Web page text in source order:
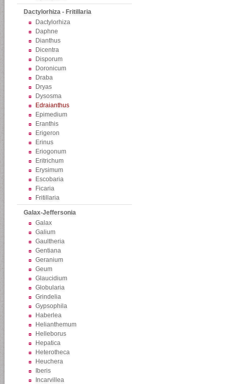
Dactylorhiza - Fritillaria
Dactylorhiza
Daphne
Dianthus
Dicentra
Disporum
Doronicum
Draba
Dryas
Dysosma
Edraianthus
Epimedium
Eranthis
Erigeron
Erinus
Eriogonum
Eritrichum
Erysimum
Escobaria
Ficaria
Fritillaria
Galax-Jeffersonia
Galax
Galium
Gaultheria
Gentiana
Geranium
Geum
Glaucidium
Globularia
Grindelia
Gypsophila
Haberlea
Helianthemum
Helleborus
Hepatica
Heterotheca
Heuchera
Iberis
Incarvillea